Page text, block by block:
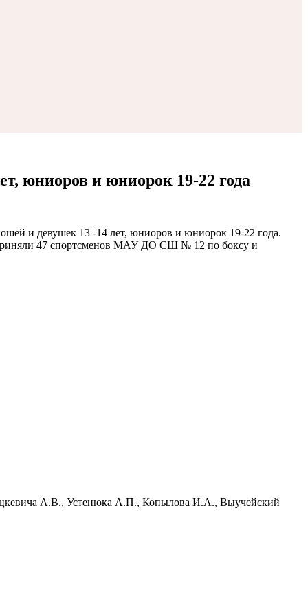
юниоров и юниорок 19-22 года
и девушек 13 -14 лет, юниоров и юниорок 19-22 года.
приняли 47 спортсменов МАУ ДО СШ № 12 по боксу и
А.В., Устенюка А.П., Копылова И.А., Выучейский